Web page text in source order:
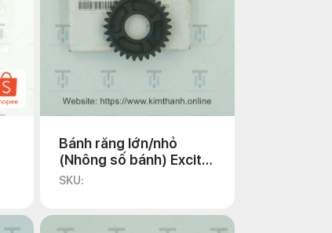
Bánh răng lớn/nhỏ
(Nhông số bánh) Exciter
135 2011
SKU: